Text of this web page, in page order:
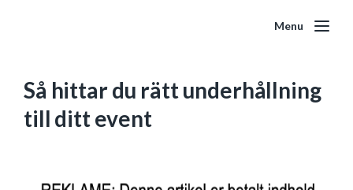
Menu
Så hittar du rätt underhållning
till ditt event